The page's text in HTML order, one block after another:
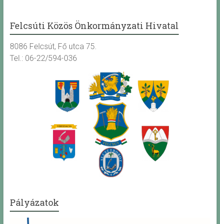
Felcsúti Közös Önkormányzati Hivatal
8086 Felcsút, Fő utca 75.
Tel.: 06-22/594-036
Pályázatok